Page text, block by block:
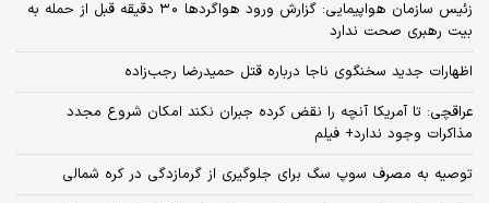
زئیس سازمان هواپیمایی: گزارش ورود هواگردها ٣٠ دقیقه قبل از حمله به
بیت رهبری صحت ندارد
اظهارات جدید سخنگوی ناجا درباره قتل حمیدرضا رجب‌زاده
عراقچی: تا آمریکا آنچه را نقض کرده جبران نکند امکان شروع مجدد
مذاکرات وجود ندارد+ فیلم
توصیه به مصرف سوپ سگ برای جلوگیری از گرمازدگی در کره شمالی